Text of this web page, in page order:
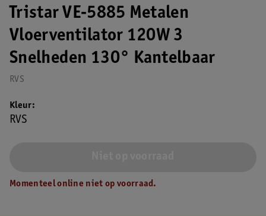
Tristar VE‑5885 Metalen
Vloerventilator 120W 3
Snelheden 130° Kantelbaar
RVS
Kleur
RVS
Momenteel online niet op voorraad.